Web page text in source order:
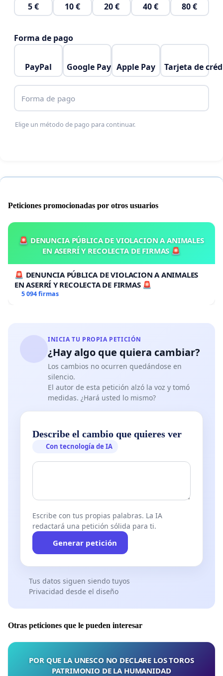
5 €
10 € 20 € 40 € 80 €
Forma de pago
PayPal Google Pay Apple Pay Tarjeta de
Forma de pago
Elige un método de pago para continuar.
Peticiones promocionadas por otros usuarios
🚨 DENUNCIA PÚBLICA DE VIOLACION A ANIMALES
EN ASERRÍ Y RECOLECTA DE FIRMAS 🚨
🚨 DENUNCIA PÚBLICA DE VIOLACION A ANIMALES
EN ASERRÍ Y RECOLECTA DE FIRMAS 🚨
5 094 firmas
INICIA TU PROPIA PETICIÓN
¿Hay algo que quiera cambiar?
Los cambios no ocurren quedándose en
silencio.
El autor de esta petición alzó la voz y tomó
medidas. ¿Hará usted lo mismo?
Describe el cambio que quieres ver
Con tecnología de IA
Escribe con tus propias palabras. La IA
redactará una petición sólida para ti.
Generar petición
Tus datos siguen siendo tuyos
Privacidad desde el diseño
Otras peticiones que le pueden interesar
POR QUE LA UNESCO NO DECLARE LOS TOROS
PATRIMONIO DE LA HUMANIDAD